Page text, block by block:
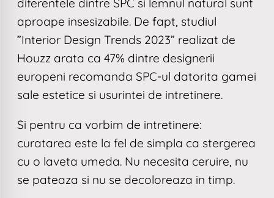
aproape insesizabile. De fapt, studiul
”Interior Design Trends 2023” realizat de
Houzz arata ca 47% dintre designerii
europeni recomanda SPC-ul datorita gamei
sale estetice si usurintei de intretinere.
Si pentru ca vorbim de intretinere:
curatarea este la fel de simpla ca stergerea
cu o laveta umeda. Nu necesita ceruire, nu
se pateaza si nu se decoloreaza in timp.